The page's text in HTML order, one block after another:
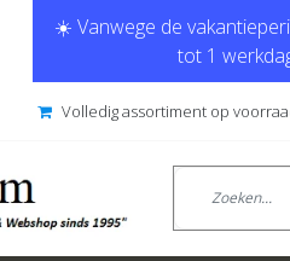
☀️ Vanwege de
tot 1
Volledig assortiment op